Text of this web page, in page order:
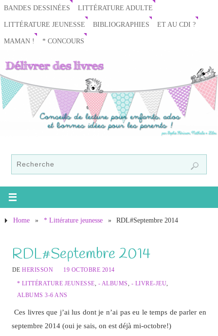
BANDES DESSINÉES LITTÉRATURE ADULTE
LITTÉRATURE JEUNESSE BIBLIOGRAPHIES ET AU CDI ?
MAMAN ! * CONCOURS
Home » * Littérature jeunesse » RDL#Septembre 2014
RDL#Septembre 2014
DEHERISSON
19 OCTOBRE 2014
* LITTÉRATURE JEUNESSE, - ALBUMS, - LIVRE-JEU,
ALBUMS 3-6 ANS
Ces livres que j’ai lus dont je n’ai pas eu le temps de parler en
septembre 2014 (oui je sais, on est déjà mi-octobre!)